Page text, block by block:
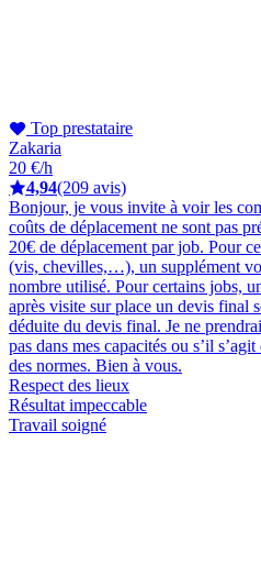
Top prestataire
Zakaria
20 €/h
4,94(209 avis)
Bonjour, je vous invite à voir les
coûts de déplacement ne sont pas
20€ de déplacement par job. Pour
(vis, chevilles,…), un supplément
nombre utilisé. Pour certains jobs,
après visite sur place un devis final
déduite du devis final. Je ne
pas dans mes capacités ou s’il
des normes. Bien à vous.
Respect des lieux
Résultat impeccable
Travail soigné